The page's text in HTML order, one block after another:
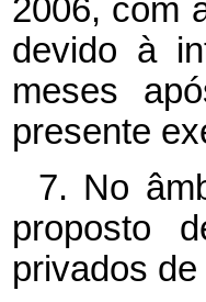
2006, com
devido à
meses
presente
7. No
proposto
privados